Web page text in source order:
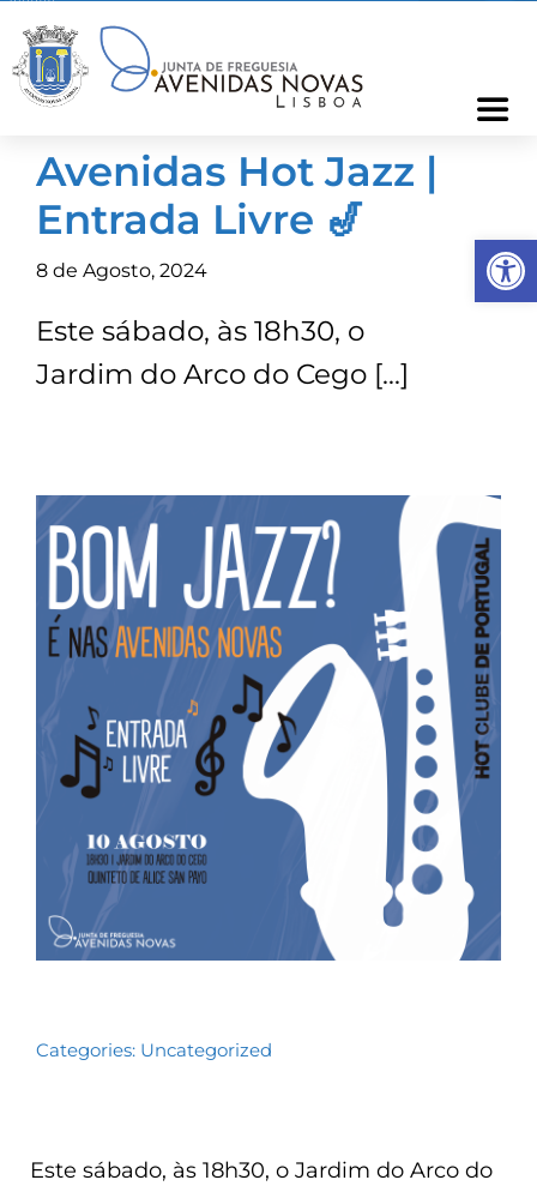
content
Freguesia
Informações
Ocorrências
Contactos
TRANSPARÊNCIA
Avenidas Hot Jazz |
Entrada Livre 🎷
8 de Agosto, 2024
Este sábado, às 18h30, o
Jardim do Arco do Cego […]
Categories: Uncategorized
Este sábado, às 18h30, o Jardim do Arco do